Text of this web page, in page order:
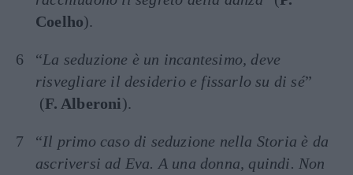
Coelho).
“La seduzione è un incantesimo, deve
risvegliare il desiderio e fissarlo su di sé”
(F. Alberoni).
“Il primo caso di seduzione nella Storia è da
ascriversi ad Eva. A una donna, quindi. Non